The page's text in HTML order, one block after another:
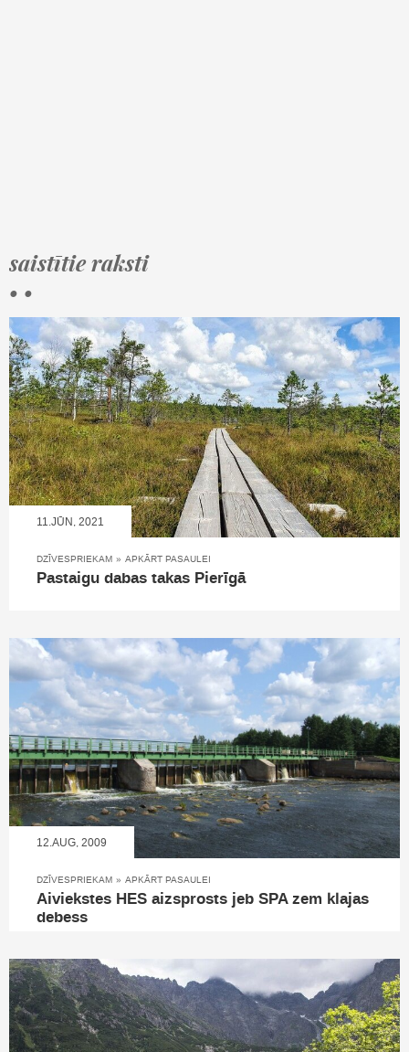
saistītie raksti
• •
11.JŪN, 2021
DZĪVESPRIEKAM » APKĀRT PASAULEI
Pastaigu dabas takas Pierīgā
12.AUG, 2009
DZĪVESPRIEKAM » APKĀRT PASAULEI
Aiviekstes HES aizsprosts jeb SPA zem klajas
debess